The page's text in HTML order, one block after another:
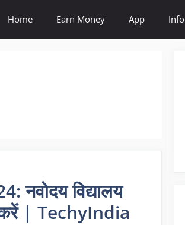
Home Earn Money App Info
विद्यालय
करें | TechyIndia